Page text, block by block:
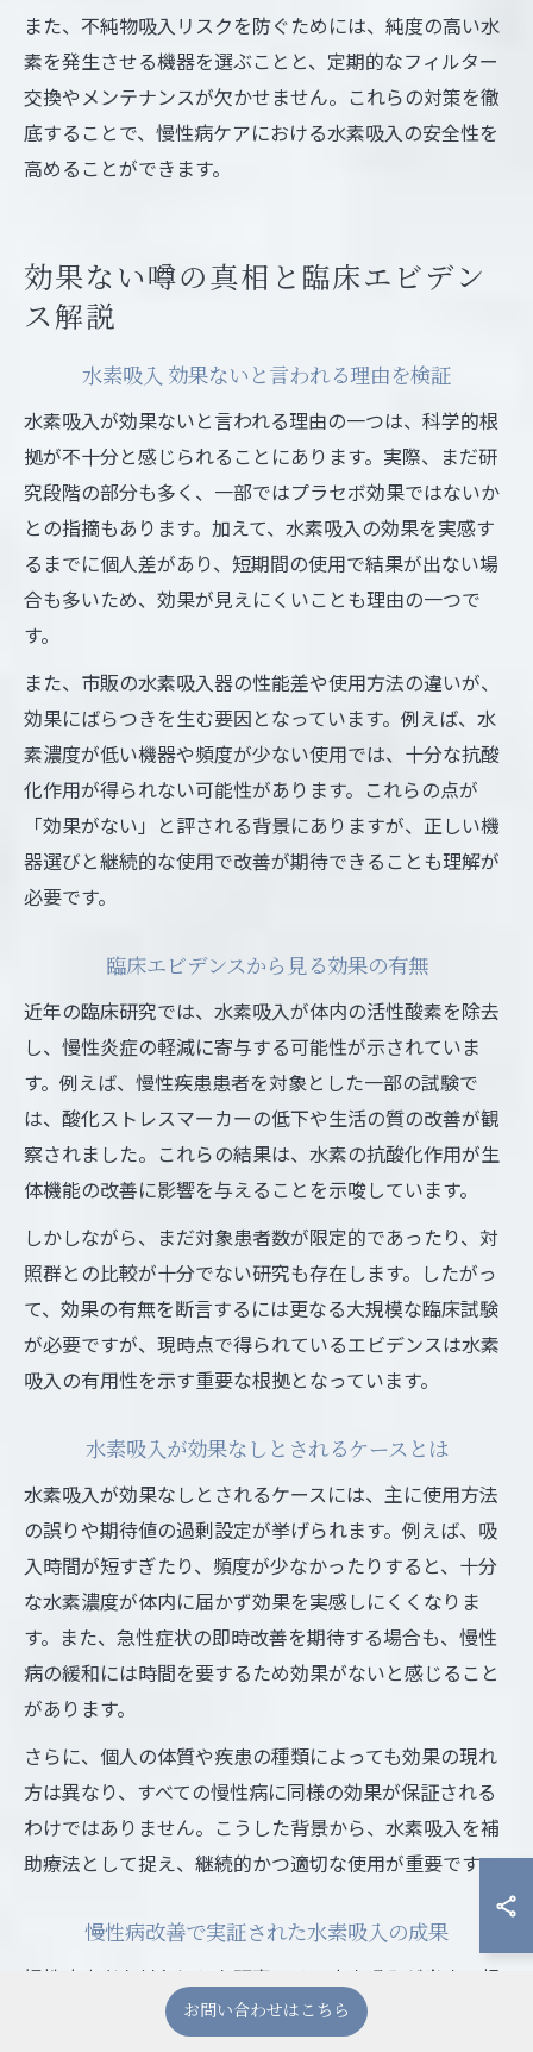
また、不純物吸入リスクを防ぐためには、純度の高い水
素を発生させる機器を選ぶことと、定期的なフィルター
交換やメンテナンスが欠かせません。これらの対策を徹
底することで、慢性病ケアにおける水素吸入の安全性を
高めることができます。
効果ない噂の真相と臨床エビデン
ス解説
水素吸入 効果ないと言われる理由を検証
水素吸入が効果ないと言われる理由の一つは、科学的根
拠が不十分と感じられることにあります。実際、まだ研
究段階の部分も多く、一部ではプラセボ効果ではないか
との指摘もあります。加えて、水素吸入の効果を実感す
るまでに個人差があり、短期間の使用で結果が出ない場
合も多いため、効果が見えにくいことも理由の一つで
す。
また、市販の水素吸入器の性能差や使用方法の違いが、
効果にばらつきを生む要因となっています。例えば、水
素濃度が低い機器や頻度が少ない使用では、十分な抗酸
化作用が得られない可能性があります。これらの点が
「効果がない」と評される背景にありますが、正しい機
器選びと継続的な使用で改善が期待できることも理解が
必要です。
臨床エビデンスから見る効果の有無
近年の臨床研究では、水素吸入が体内の活性酸素を除去
し、慢性炎症の軽減に寄与する可能性が示されていま
す。例えば、慢性疾患患者を対象とした一部の試験で
は、酸化ストレスマーカーの低下や生活の質の改善が観
察されました。これらの結果は、水素の抗酸化作用が生
体機能の改善に影響を与えることを示唆しています。
しかしながら、まだ対象患者数が限定的であったり、対
照群との比較が十分でない研究も存在します。したがっ
て、効果の有無を断言するには更なる大規模な臨床試験
が必要ですが、現時点で得られているエビデンスは水素
吸入の有用性を示す重要な根拠となっています。
水素吸入が効果なしとされるケースとは
水素吸入が効果なしとされるケースには、主に使用方法
の誤りや期待値の過剰設定が挙げられます。例えば、吸
入時間が短すぎたり、頻度が少なかったりすると、十分
な水素濃度が体内に届かず効果を実感しにくくなりま
す。また、急性症状の即時改善を期待する場合も、慢性
病の緩和には時間を要するため効果がないと感じること
があります。
さらに、個人の体質や疾患の種類によっても効果の現れ
方は異なり、すべての慢性病に同様の効果が保証される
わけではありません。こうした背景から、水素吸入を補
助療法として捉え、継続的かつ適切な使用が重要です。
慢性病改善で実証された水素吸入の成果
慢性病患者を対象にした研究では、水素吸入が炎症の軽
減や酸化ストレスの抑制に寄与し、症状の緩和が報告さ
お問い合わせはこちら